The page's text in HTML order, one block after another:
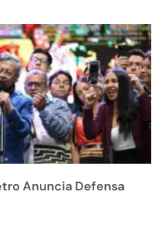
Anuncia Defensa